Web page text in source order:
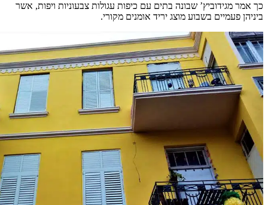
כך אמר מגידוביץ’ שבונה בתים עם כיפות עגולות צבעוניות ויפות, אשר
ביניהן פעמיים בשבוע מוצג יריד אומנים מקורי.